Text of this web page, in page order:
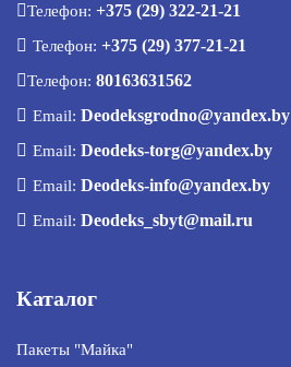
Телефон: +375 (29) 322-21-21
Телефон: +375 (29) 377-21-21
Телефон: 80163631562
Email: Deodeksgrodno@yandex.by
Email: Deodeks-torg@yandex.by
Email: Deodeks-info@yandex.by
Email: Deodeks_sbyt@mail.ru
Каталог
Пакеты "Майка"